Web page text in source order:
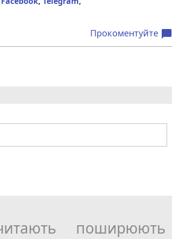
Прокоментуйте chat_bubble
поширюють